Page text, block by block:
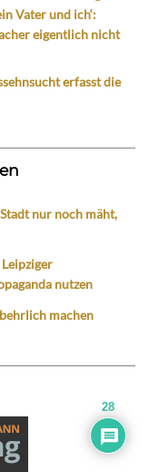
Vater und ich‘:
eigentlich nicht
erfasst die
nur noch mäht,
nutzen
machen
28